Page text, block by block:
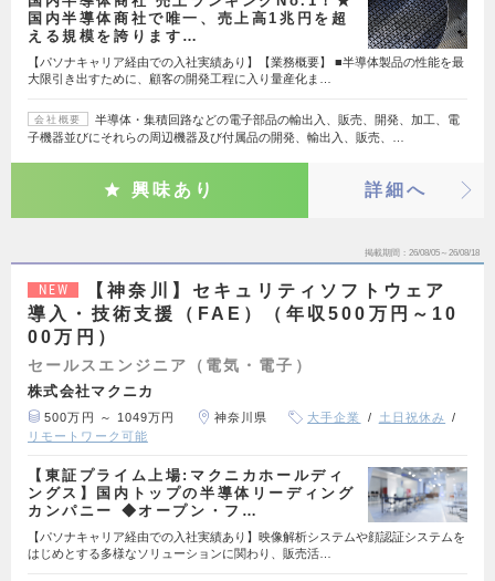
国内半導体商社で唯一、売上高1兆円を超
える規模を誇ります…
【パソナキャリア経由での入社実績あり】【業務概要】 ■半導体製品の性能を最
大限引き出すために、顧客の開発工程に入り量産化ま…
会社概要
半導体・集積回路などの電子部品の輸出入、販売、開発、加工、電
子機器並びにそれらの周辺機器及び付属品の開発、輸出入、販売、…
興味あり 詳細へ
掲載期間 26/08/05～26/08/18
NEW
【神奈川】セキュリティソフトウェア
導入・技術支援（FAE）（年収500万円～10
00万円）
セールスエンジニア（電気・電子）
株式会社マクニカ
500万円 ～ 1049万円 神奈川県 大手企業
土日祝休み
リモートワーク可能
【東証プライム上場:マクニカホールディ
ングス】国内トップの半導体リーディング
カンパニー ◆オープン・フ…
【パソナキャリア経由での入社実績あり】映像解析システムや顔認証システムを
はじめとする多様なソリューションに関わり、販売活…